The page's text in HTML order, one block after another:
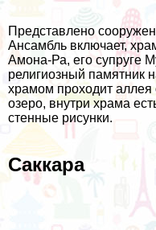
Представлено
Ансамбль включает,
Амона-Ра, его супруге
религиозный памятник
храмом проходит
озеро, внутри храма
стенные рисунки.
Саккара